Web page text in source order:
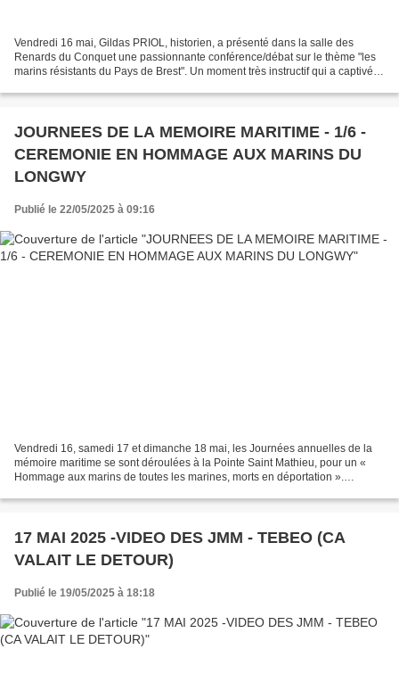
Vendredi 16 mai, Gildas PRIOL, historien, a présenté dans la salle des
Renards du Conquet une passionnante conférence/débat sur le thème "les
marins résistants du Pays de Brest". Un moment très instructif qui a captivé le
JOURNEES DE LA MEMOIRE MARITIME - 1/6 -
CEREMONIE EN HOMMAGE AUX MARINS DU
LONGWY
Publié le 22/05/2025 à 09:16
Vendredi 16, samedi 17 et dimanche 18 mai, les Journées annuelles de la
mémoire maritime se sont déroulées à la Pointe Saint Mathieu, pour un «
Hommage aux marins de toutes les marines, morts en déportation ».
17 MAI 2025 -VIDEO DES JMM - TEBEO (CA
VALAIT LE DETOUR)
Publié le 19/05/2025 à 18:18